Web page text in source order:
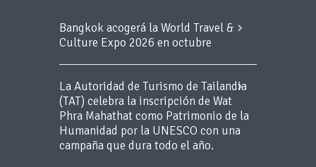
Bangkok acogerá la World Travel &
Culture Expo 2026 en octubre
La Autoridad de Turismo de Tailandia
(TAT) celebra la inscripción de Wat
Phra Mahathat como Patrimonio de la
Humanidad por la UNESCO con una
campaña que dura todo el año.